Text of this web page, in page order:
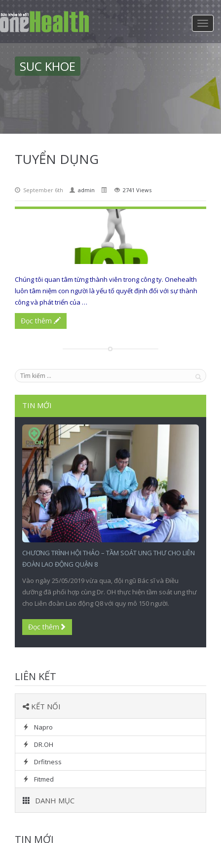
SUC KHOE
TUYỂN DỤNG
September 6th admin 2741 Views
Chúng tôi quan tâm từng thành viên trong công ty. Onehealth
luôn tâm niệm con người là yếu tố quyết định đối với sự thành
công và phát triển của …
Đọc thêm
TIN MỚI
CHƯƠNG TRÌNH HỘI THẢO – TẦM SOÁT UNG THƯ CHO LIÊN
ĐOÀN LAO ĐỘNG QUẬN 8
Vào ngày 25/05/2019 vừa qua, đội ngũ Bác sĩ và Điều
dưỡng đã phối hợp cùng Dr. OH thực hiện tầm soát ung thư
cho Liên đoàn Lao động Q8 với quy mô 150 người.
Đọc thêm
LIÊN KẾT
KẾT NỐI
Napro
DR.OH
Drfitness
Fitmed
DANH MỤC
TIN MỚI